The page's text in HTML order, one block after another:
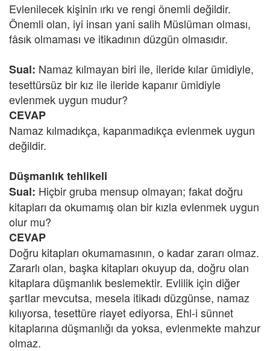
Evlenilecek kişinin ırkı ve rengi önemli değildir.
Önemli olan, iyi insan yani salih Müslüman olması,
fâsık olmaması ve itikadının düzgün olmasıdır.
Sual: Namaz kılmayan biri ile, ileride kılar ümidiyle,
tesettürsüz bir kız ile ileride kapanır ümidiyle
evlenmek uygun mudur?
CEVAP
Namaz kılmadıkça, kapanmadıkça evlenmek uygun
değildir.
Düşmanlık tehlikeli
Sual: Hiçbir gruba mensup olmayan; fakat doğru
kitapları da okumamış olan bir kızla evlenmek uygun
olur mu?
CEVAP
Doğru kitapları okumamasının, o kadar zararı olmaz.
Zararlı olan, başka kitapları okuyup da, doğru olan
kitaplara düşmanlık beslemektir. Evlilik için diğer
şartlar mevcutsa, mesela itikadı düzgünse, namaz
kılıyorsa, tesettüre riayet ediyorsa, Ehl-i sünnet
kitaplarına düşmanlığı da yoksa, evlenmekte mahzur
olmaz.